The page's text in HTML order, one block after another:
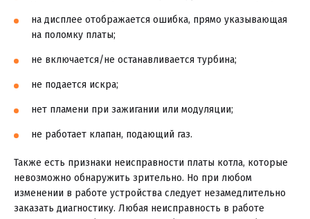
на дисплее отображается ошибка, прямо указывающая
на поломку платы;
не включается/не останавливается турбина;
не подается искра;
нет пламени при зажигании или модуляции;
не работает клапан, подающий газ.
Также есть признаки неисправности платы котла, которые
невозможно обнаружить зрительно. Но при любом
изменении в работе устройства следует незамедлительно
заказать диагностику. Любая неисправность в работе